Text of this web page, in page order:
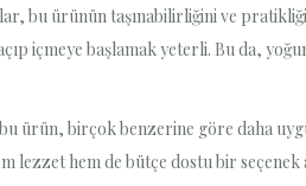
bu ürünün taşınabilirliğini ve
içmeye başlamak yeterli. Bu da,
ürün, birçok benzerine göre daha
lezzet hem de bütçe dostu bir